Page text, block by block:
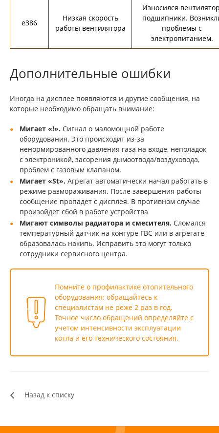
e386
Низкая скорость
работы вентилятора
Износился
подшипники.
проблемы с
электропитанием.
Дополнительные ошибки
Иногда на дисплее появляются и другие сообщения, на
которые необходимо обращать внимание:
Мигает «!». Сигнал о маломощной работе
оборудования. Это происходит из-за
ненормированного давления газа на входе, неполадок
с электроникой, засорения дымоотвода/воздуховода,
проблем с газовым клапаном.
Мигает «St». Агрегат автоматически начал работать в
режиме размораживания. После завершения работы
сообщение пропадет с дисплея. В противном случае
произойдет сбой в работе устройства
Мигают символы радиатора и смесителя. Сломался
температурный датчик на контуре ГВС или в агрегате
образовалась накипь. Исправить это могут только
сотрудники сервисного центра.
Помните о профилактике отопительного
оборудования: обращайтесь к
специалистам не реже 2 раз в год.
Точное число обращений определяйте с
учетом интенсивности эксплуатации
котла и его технического состояния.
Назад к списку